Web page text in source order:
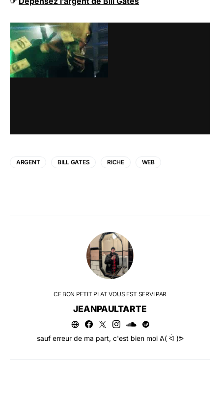
ARGENT BILL GATES RICHE WEB
CE BON PETIT PLAT VOUS EST SERVI PAR
JEANPAULTARTE
sauf erreur de ma part, c'est bien moi ᕕ( ᐛ )ᕗ